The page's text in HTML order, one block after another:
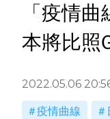
「疫情
本將比照
2022.05.06
疫情曲線